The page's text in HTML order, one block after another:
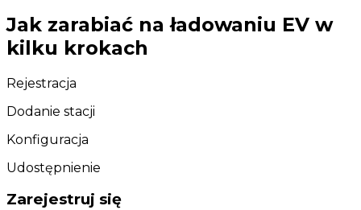
Jak zarabiać na ładowaniu EV w
kilku krokach
Rejestracja
Dodanie stacji
Konfiguracja
Udostępnienie
Zarejestruj się